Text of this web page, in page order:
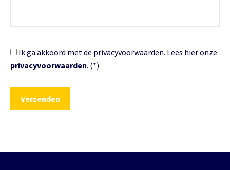
Ik ga akkoord met de privacyvoorwaarden. Lees hier onze
privacyvoorwaarden. (*)